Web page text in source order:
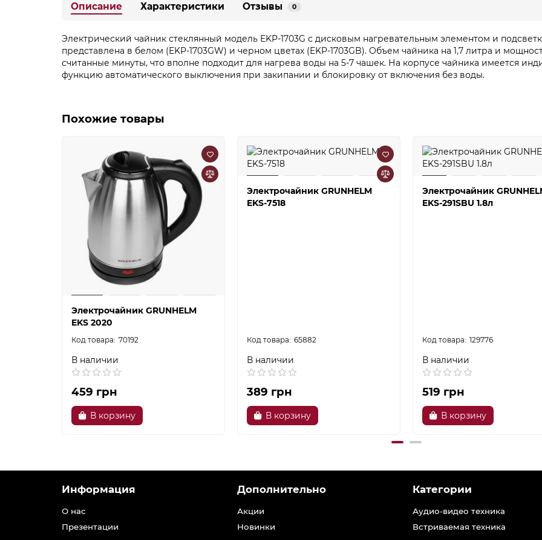
Описание Характеристики Отзывы 0
Электрический чайник стеклянный модель EKP-1703G с дисковым нагревательным элементом и
представлена в белом (EKP-1703GW) и черном цветах (EKP-1703GB). Объем чайника на 1,7 литра и
считанные минуты, что вполне подходит для нагрева воды на 5-7 чашек. На корпусе чайника имеется
функцию автоматического выключения при закипании и блокировку от включения без воды.
Похожие товары
Электрочайник GRUNHELM
EKS 2020
70192
В наличии
459 грн
В корзину
Электрочайник GRUNHELM
EKS-7518
65882
В наличии
389 грн
В корзину
Электрочайник
EKS-291SBU 1.8л
129776
В наличии
519 грн
В корзину
Информация
О нас
Презентации
Дополнительно
Акции
Новинки
Категории
Аудио-видео техника
Встриваемая техника